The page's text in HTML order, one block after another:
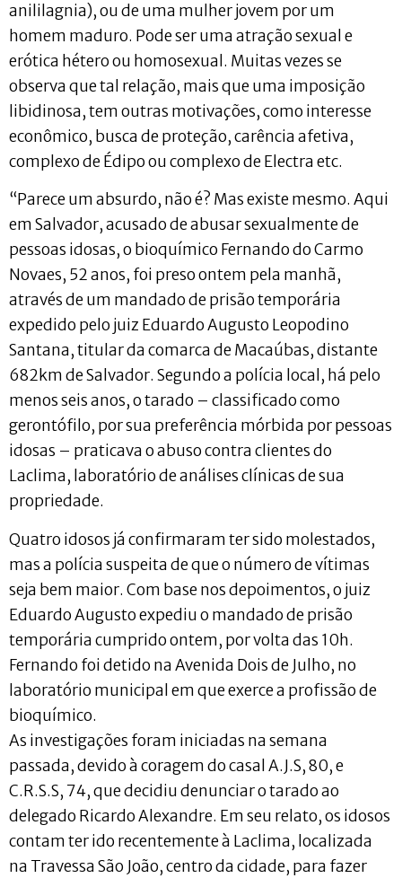
anililagnia), ou de uma mulher jovem por um
homem maduro. Pode ser uma atração sexual e
erótica hétero ou homosexual. Muitas vezes se
observa que tal relação, mais que uma imposição
libidinosa, tem outras motivações, como interesse
econômico, busca de proteção, carência afetiva,
complexo de Édipo ou complexo de Electra etc.
“Parece um absurdo, não é? Mas existe mesmo. Aqui
em Salvador, acusado de abusar sexualmente de
pessoas idosas, o bioquímico Fernando do Carmo
Novaes, 52 anos, foi preso ontem pela manhã,
através de um mandado de prisão temporária
expedido pelo juiz Eduardo Augusto Leopodino
Santana, titular da comarca de Macaúbas, distante
682km de Salvador. Segundo a polícia local, há pelo
menos seis anos, o tarado – classificado como
gerontófilo, por sua preferência mórbida por pessoas
idosas – praticava o abuso contra clientes do
Laclima, laboratório de análises clínicas de sua
propriedade.
Quatro idosos já confirmaram ter sido molestados,
mas a polícia suspeita de que o número de vítimas
seja bem maior. Com base nos depoimentos, o juiz
Eduardo Augusto expediu o mandado de prisão
temporária cumprido ontem, por volta das 10h.
Fernando foi detido na Avenida Dois de Julho, no
laboratório municipal em que exerce a profissão de
bioquímico.
As investigações foram iniciadas na semana
passada, devido à coragem do casal A.J.S, 80, e
C.R.S.S, 74, que decidiu denunciar o tarado ao
delegado Ricardo Alexandre. Em seu relato, os idosos
contam ter ido recentemente à Laclima, localizada
na Travessa São João, centro da cidade, para fazer